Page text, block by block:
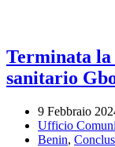
Terminata
sanitario
9 Febbraio
Ufficio
Benin,